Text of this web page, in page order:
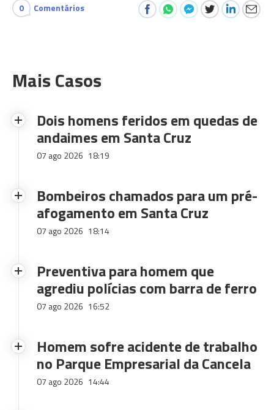
0 Comentários
Mais Casos
Dois homens feridos em quedas de
andaimes em Santa Cruz
07 ago 2026 18:19
Bombeiros chamados para um pré-
afogamento em Santa Cruz
07 ago 2026 18:14
Preventiva para homem que
agrediu polícias com barra de ferro
07 ago 2026 16:52
Homem sofre acidente de trabalho
no Parque Empresarial da Cancela
07 ago 2026 14:44